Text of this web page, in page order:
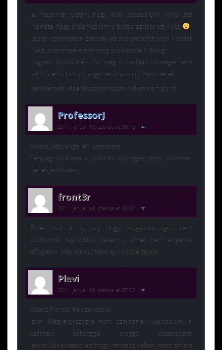
Ja, most már tudom, hogy miről beszélt Onli, mikor azt
mondta, hogy érdemes lenne beszereznem egy ilyet.
Éppen szombaton zárolták az acc-omat feltörési kísérlet
miatt, szerencsére már meg is oldódott a dolog.
Nagyon örülök neki, ha még a szállítási költséget sem
kell kifizetni, biztos, hogy beruházok rá amint lehet.
Bankkártyás vásárlás szerencsére nálam nem gond.
ProfessorJ
2011. január 19. szerda at 00:15 #
Válasz Depyangel #1 üzenetére:
Tényleg átvállalta a szállítási költséget, most olvasom.
Sec és javítva lesz.
front3r
2011. január 19. szerda at 05:47 #
Ezzel csak az a baj hogy Magyarországra nem
szállítanak, legalábbis nekem a címet nem engedte
elfogadni. Másnak se? Mert így nincs értelme…
Plevi
2011. január 19. szerda at 07:02 #
Válasz front3r #4 üzenetére:
Igen Magyarországra nem szállítanak. Gondolom a
szállítási költséggel eléggé veszteséges
lenne.Csinálhatod azt,hogy rendelsz valami mást amiért